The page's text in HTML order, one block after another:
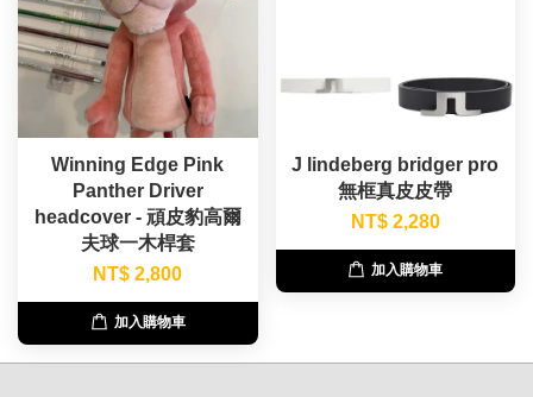
Winning Edge Pink
Panther Driver
headcover - 頑皮豹高爾
夫球一木桿套
NT$ 2,800
加入購物車
J lindeberg bridger pro
無框真皮皮帶
NT$ 2,280
加入購物車